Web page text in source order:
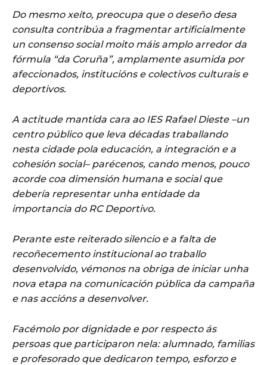
Do mesmo xeito, preocupa que o deseño desa
consulta contribúa a fragmentar artificialmente
un consenso social moito máis amplo arredor da
fórmula “da Coruña”, amplamente asumida por
afeccionados, institucións e colectivos culturais e
deportivos.
A actitude mantida cara ao IES Rafael Dieste –un
centro público que leva décadas traballando
nesta cidade pola educación, a integración e a
cohesión social– parécenos, cando menos, pouco
acorde coa dimensión humana e social que
debería representar unha entidade da
importancia do RC Deportivo.
Perante este reiterado silencio e a falta de
recoñecemento institucional ao traballo
desenvolvido, vémonos na obriga de iniciar unha
nova etapa na comunicación pública da campaña
e nas accións a desenvolver.
Facémolo por dignidade e por respecto ás
persoas que participaron nela: alumnado, familias
e profesorado que dedicaron tempo, esforzo e